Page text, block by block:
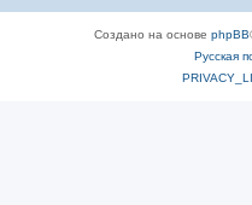
Создано на основе phpBB
Русская